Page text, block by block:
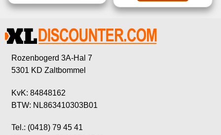
Rozenbogerd 3A-Hal 7
5301 KD Zaltbommel
KvK: 84848162
BTW: NL863410303B01
Tel.: (0418) 79 45 41